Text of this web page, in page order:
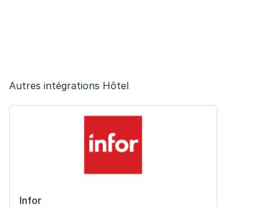
Autres intégrations Hôtel
Infor